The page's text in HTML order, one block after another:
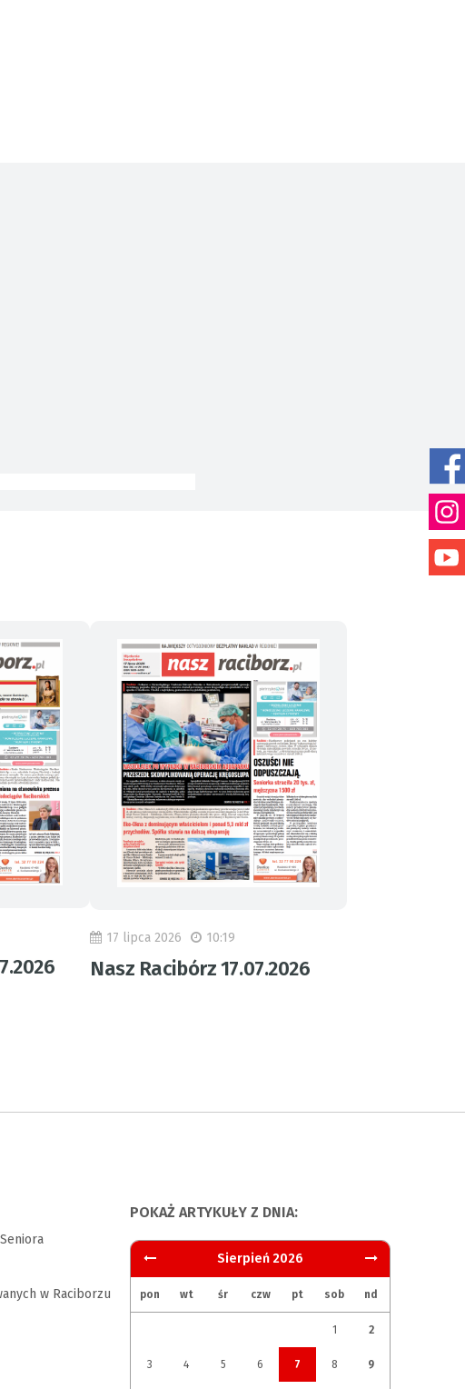
17 lipca 2026 10:19
Nasz Racibórz 17.07.2026
w Raciborzu
POKAŻ ARTYKUŁY Z DNIA:
Sierpień 2026
pon wt śr czw pt sob nd
1 2
3 4 5 6 7 8 9